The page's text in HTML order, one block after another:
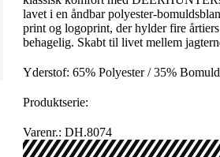
lavet i en åndbar polyester-
print og logoprint, der hylder fire
behagelig. Skabt til livet mellem
Yderstof: 65% Polyester / 35%
Produktserie:
Varenr.: DH.8074